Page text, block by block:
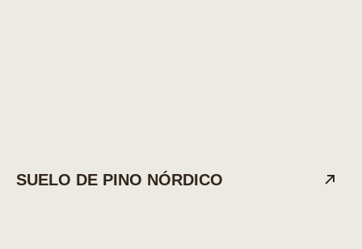
SUELO DE PINO NÓRDICO